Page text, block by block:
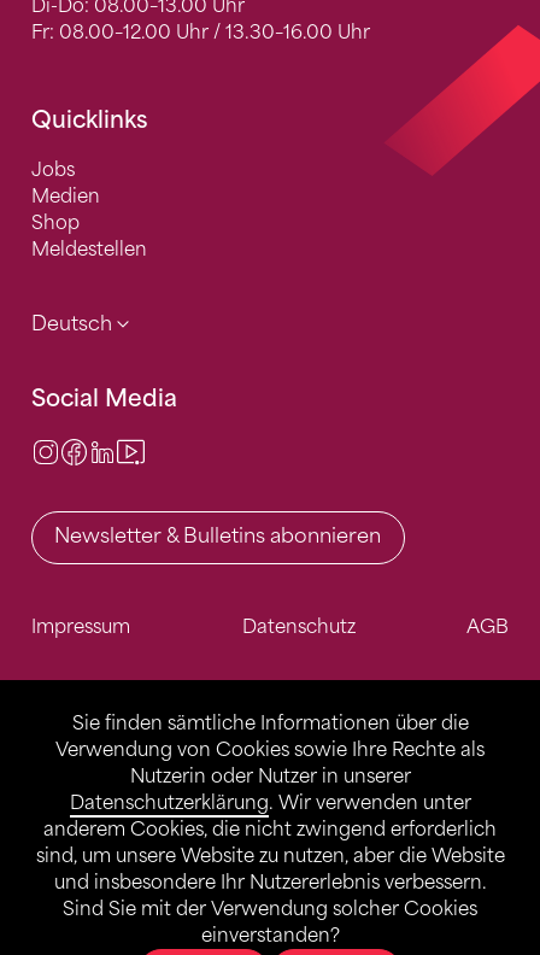
Sie finden sämtliche Informationen über die
Verwendung von Cookies sowie Ihre Rechte als
Nutzerin oder Nutzer in unserer
Datenschutzerklärung. Wir verwenden unter
anderem Cookies, die nicht zwingend erforderlich
sind, um unsere Website zu nutzen, aber die Website
und insbesondere Ihr Nutzererlebnis verbessern.
Sind Sie mit der Verwendung solcher Cookies
einverstanden?
Di-Do: 08.00–13.00 Uhr
Fr: 08.00–12.00 Uhr / 13.30–16.00 Uhr
Quicklinks
Jobs
Medien
Shop
Meldestellen
Deutsch
Social Media
Instagram
Facebook
LinkedIn
Newsletter & Bulletins abonnieren
Impressum Datenschutz AGB